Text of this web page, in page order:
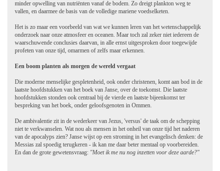
minder opwelling van nutriënten vanaf de bodem. Zo dreigt plankton weg te
vallen, en daarmee de basis van de volledige mariene voedselketen.
Het is zo maar een voorbeeld van wat we kunnen leren van het wetenschappelijk
onderzoek naar onze atmosfeer en oceanen. Maar toch zal zeker niet iedereen de
waarschuwende conclusies daarvan, in alle ernst uitgesproken door toegewijde
profeten van onze tijd, omarmen of zelfs maar erkennen.
Een boom planten als morgen de wereld vergaat
Die moderne menselijke gespletenheid, ook onder christenen, komt aan bod in de
laatste hoofdstukken van het boek van Janse, over de toekomst. Die laatste
hoofdstukken stonden ook centraal bij de vierde en laatste bijeenkomst ter
bespreking van het boek, onder geloofsgenoten in Ommen.
De ambivalentie zit in de wederkeer van Jezus, 'versus' de taak om de schepping
niet te verkwanselen. Wat nou als mensen in het onheil van onze tijd het naderen
van de apocalyps zien? Janse wijst op een stroming in het evangelisch denken: de
Messias zal spoedig terugkeren - ik kan me daar beter mentaal op voorbereiden.
En dan de grote gewetensvraag: "Moet ik me nu nog inzetten voor deze aarde?"